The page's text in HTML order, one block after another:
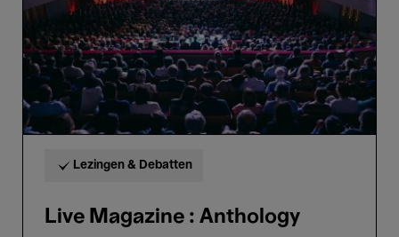
Lezingen & Debatten
Live Magazine : Anthology